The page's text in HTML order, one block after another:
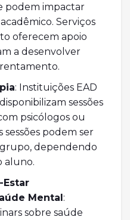
podem impactar
Serviços
oferecem apoio
a desenvolver
: Instituições EAD
sessões
psicólogos ou
sessões podem ser
dependendo
aluno.
Estar
Mental:
sobre saúde